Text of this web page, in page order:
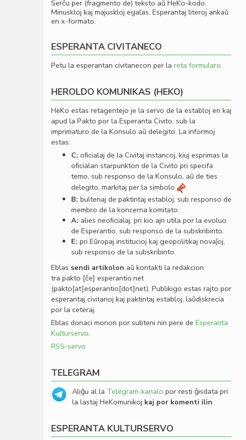
Serĉu per (fragmento de) teksto aŭ HeKo-kodo.
Minuskloj kaj majuskloj egalas. Esperantaj literoj ankaŭ
en x-formato.
ESPERANTA CIVITANECO
Petu la esperantan civitanecon per la reta formularo.
HEROLDO KOMUNIKAS (HEKO)
HeKo estas retagentejo je la servo de la establoj en kaj
apud la Pakto por la Esperanta Civito, sub la
imprimaturo de la Konsulo aŭ delegito. La informoj
estas:
C: oﬁcialaj de la Civitaj instancoj, kiuj esprimas la
oﬁcialan starpunkton de la Civito pri specifa
temo, sub responso de la Konsulo, aŭ de ties
delegito, markitaj per la simbolo
.
B: bultenaj de paktintaj establoj, sub responso de
membro de la koncerna komitato.
A: alies neoﬁcialaj, pri kio ajn utila por la evoluo
de Esperantio, sub responso de la subskribinto.
E: pri Eŭropaj institucioj kaj geopolitikaj novaĵoj,
sub responso de la subskribinto.
Eblas sendi artikolon aŭ kontakti la redakcion
tra pakto [ĉe] esperantio.net
(pakto[at]esperantio[dot]net). Publikigo estas rajto por
esperantaj civitanoj kaj paktintaj establoj, laŭdiskrecia
por la ceteraj.
Eblas donaci monon por subteni nin pere de Esperanta
Kulturservo.
RSS-servo
TELEGRAM
Aliĝu al la Telegram-kanalo por resti ĝisdata pri
la lastaj HeKomunikoj kaj por komenti ilin.
ESPERANTA KULTURSERVO